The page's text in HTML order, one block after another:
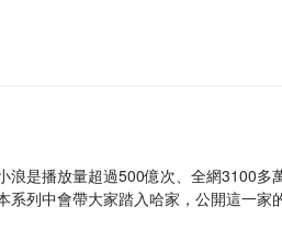
浪是播放量超過500億次、全網3100多
列中會帶大家踏入哈家，公開這一家